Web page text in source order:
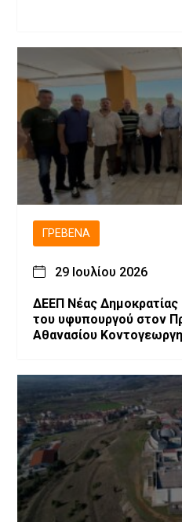
ΓΡΕΒΕΝΆ
29 Ιουλίου 2026
ΔΕΕΠ Νέας
του υφυπουργού στον Πρωθυπουργο κ.